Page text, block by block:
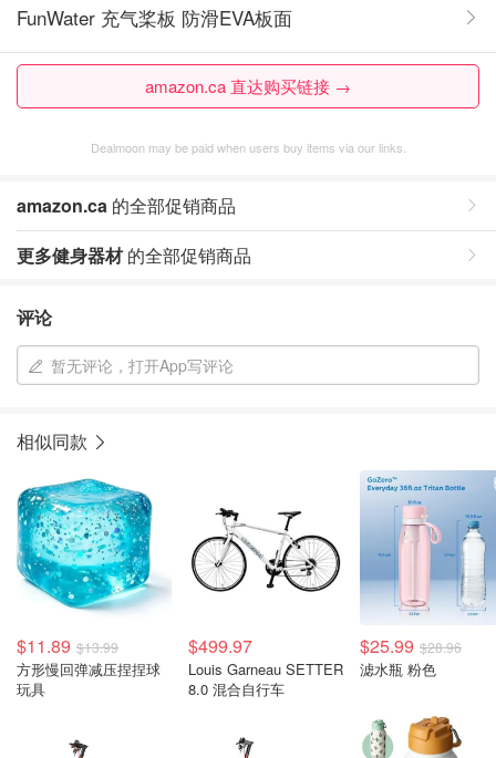
FunWater 充气桨板 防滑EVA板面
amazon.ca 直达购买链接 →
Dealmoon may be paid when users buy items via our links.
amazon.ca 的全部促销商品
更多健身器材的全部促销商品
评论
暂无评论，打开App写评论
相似同款
$11.89 $13.99
方形慢回弹减压捏捏球
玩具
$499.97
Louis Garneau SETTER
8.0 混合自行车
$25.99 $28.96
滤水瓶 粉色